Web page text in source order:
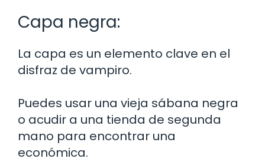
Capa negra:
La capa es un elemento clave en el
disfraz de vampiro.
Puedes usar una vieja sábana negra
o acudir a una tienda de segunda
mano para encontrar una
económica.